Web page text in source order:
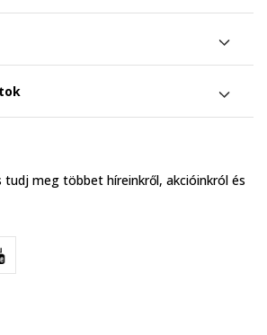
meg többet híreinkről, akcióinkról és